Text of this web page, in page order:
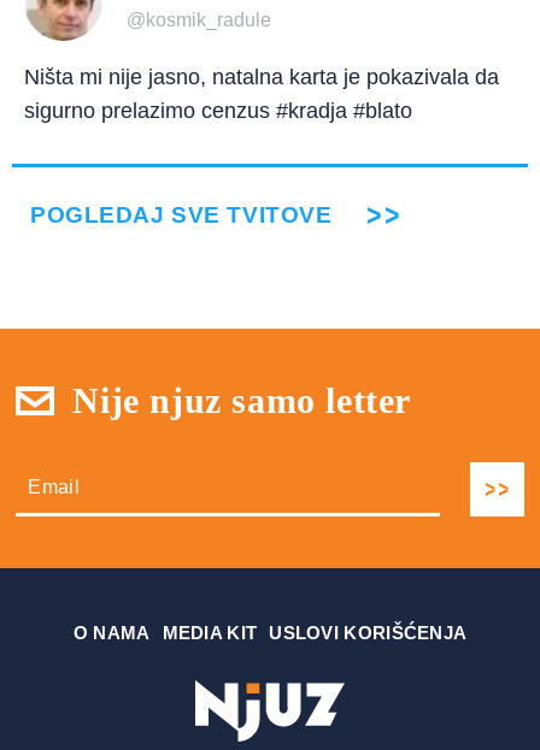
@kosmik_radule
Ništa mi nije jasno, natalna karta je pokazivala da
sigurno prelazimo cenzus #kradja #blato
POGLEDAJ SVE TVITOVE
Nije njuz samo letter
О NAMA MEDIA KIT USLOVI KORIŠĆENJA